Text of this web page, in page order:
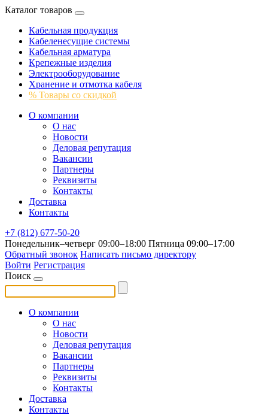
Каталог товаров
Кабельная продукция
Кабеленесущие системы
Кабельная арматура
Крепежные изделия
Электрооборудование
Хранение и отмотка кабеля
% Товары со скидкой
О компании
О нас
Новости
Деловая репутация
Вакансии
Партнеры
Реквизиты
Контакты
Доставка
Контакты
+7 (812) 677-50-20
Понедельник–четверг 09:00–18:00 Пятница 09:00–17:00
Обратный звонок Написать письмо директору
Войти Регистрация
Поиск
О компании
О нас
Новости
Деловая репутация
Вакансии
Партнеры
Реквизиты
Контакты
Доставка
Контакты